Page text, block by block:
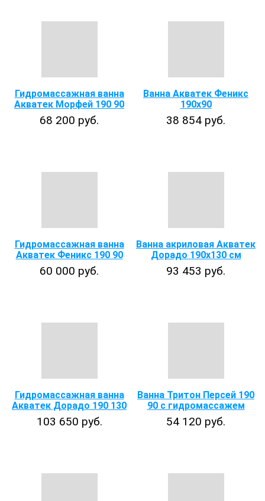
Гидромассажная ванна
Акватек Морфей 190 90
68 200 руб.
Ванна Акватек Феникс
190х90
38 854 руб.
Гидромассажная ванна
Акватек Феникс 190 90
60 000 руб.
Ванна акриловая Акватек
Дорадо 190х130 см
93 453 руб.
Гидромассажная ванна
Акватек Дорадо 190 130
103 650 руб.
Ванна Тритон Персей 190
90 с гидромассажем
54 120 руб.